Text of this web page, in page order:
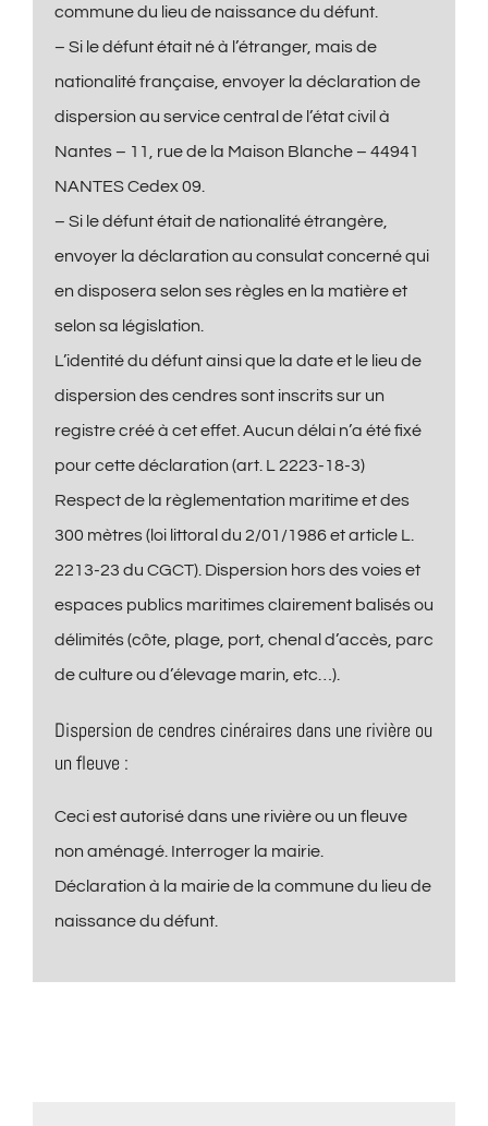
commune du lieu de naissance du défunt.
– Si le défunt était né à l’étranger, mais de
nationalité française, envoyer la déclaration de
dispersion au service central de l’état civil à
Nantes – 11, rue de la Maison Blanche – 44941
NANTES Cedex 09.
– Si le défunt était de nationalité étrangère,
envoyer la déclaration au consulat concerné qui
en disposera selon ses règles en la matière et
selon sa législation.
L’identité du défunt ainsi que la date et le lieu de
dispersion des cendres sont inscrits sur un
registre créé à cet effet. Aucun délai n’a été fixé
pour cette déclaration (art. L 2223-18-3)
Respect de la règlementation maritime et des
300 mètres (loi littoral du 2/01/1986 et article L.
2213-23 du CGCT). Dispersion hors des voies et
espaces publics maritimes clairement balisés ou
délimités (côte, plage, port, chenal d’accès, parc
de culture ou d’élevage marin, etc…).
Dispersion de cendres cinéraires dans une rivière ou
un fleuve :
Ceci est autorisé dans une rivière ou un fleuve
non aménagé. Interroger la mairie.
Déclaration à la mairie de la commune du lieu de
naissance du défunt.